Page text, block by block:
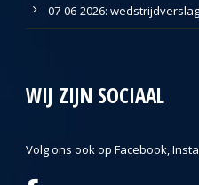
07-06-2026:
WIJ ZIJN SOCIAAL
Volg ons ook op Facebook,